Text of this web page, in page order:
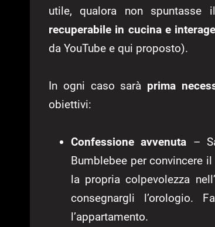
utile, qualora non spuntasse
recuperabile in cucina e
da YouTube e qui proposto).
In ogni caso sarà prima
obiettivi:
Confessione avvenuta –
Bumblebee per convincere
la propria colpevolezza
consegnargli l’orologio.
l’appartamento.